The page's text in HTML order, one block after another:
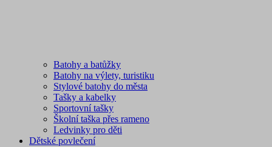
Batohy a batůžky
Batohy na výlety, turistiku
Stylové batohy do města
Tašky a kabelky
Sportovní tašky
Školní taška přes rameno
Ledvinky pro děti
Dětské povlečení